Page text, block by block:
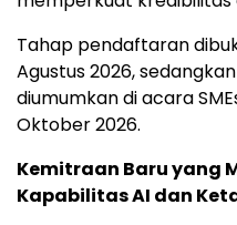
Tahap pendaftaran
Agustus 2026,
diumumkan di acara
Oktober 2026.
Kemitraan Baru yang
Kapabilitas AI dan